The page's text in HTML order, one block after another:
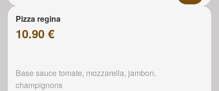
Pizza regina
10.90 €
Base sauce tomate, mozzarella, jambon,
champignons